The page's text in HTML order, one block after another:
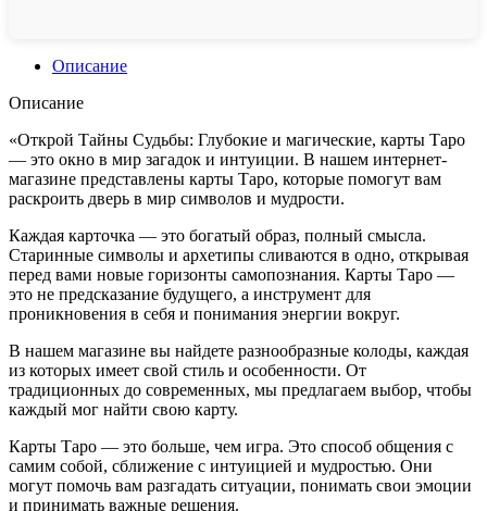
Описание
Описание
«Открой Тайны Судьбы: Глубокие и магические, карты Таро
— это окно в мир загадок и интуиции. В нашем интернет-
магазине представлены карты Таро, которые помогут вам
раскроить дверь в мир символов и мудрости.
Каждая карточка — это богатый образ, полный смысла.
Старинные символы и архетипы сливаются в одно, открывая
перед вами новые горизонты самопознания. Карты Таро —
это не предсказание будущего, а инструмент для
проникновения в себя и понимания энергии вокруг.
В нашем магазине вы найдете разнообразные колоды, каждая
из которых имеет свой стиль и особенности. От
традиционных до современных, мы предлагаем выбор, чтобы
каждый мог найти свою карту.
Карты Таро — это больше, чем игра. Это способ общения с
самим собой, сближение с интуицией и мудростью. Они
могут помочь вам разгадать ситуации, понимать свои эмоции
и принимать важные решения.